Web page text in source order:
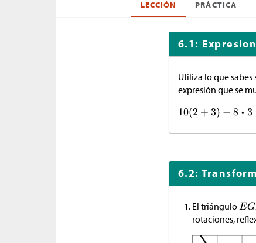
LECCIÓN PRÁCTICA
6.1:
Utiliza lo que
expresión que se
6.2:
El triángulo
rotaciones,